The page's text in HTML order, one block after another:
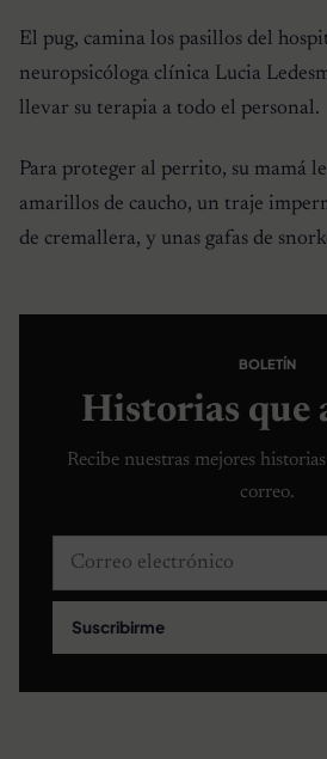
El pug, camina los pasillos del
neuropsicóloga clínica Lucia
llevar su terapia a todo el personal.
Para proteger al perrito, su mamá
amarillos de caucho, un traje
de cremallera, y unas gafas de
BOLETÍN
Historias que
Recibe nuestras mejores
correo.
Correo electrónico
Suscribirme